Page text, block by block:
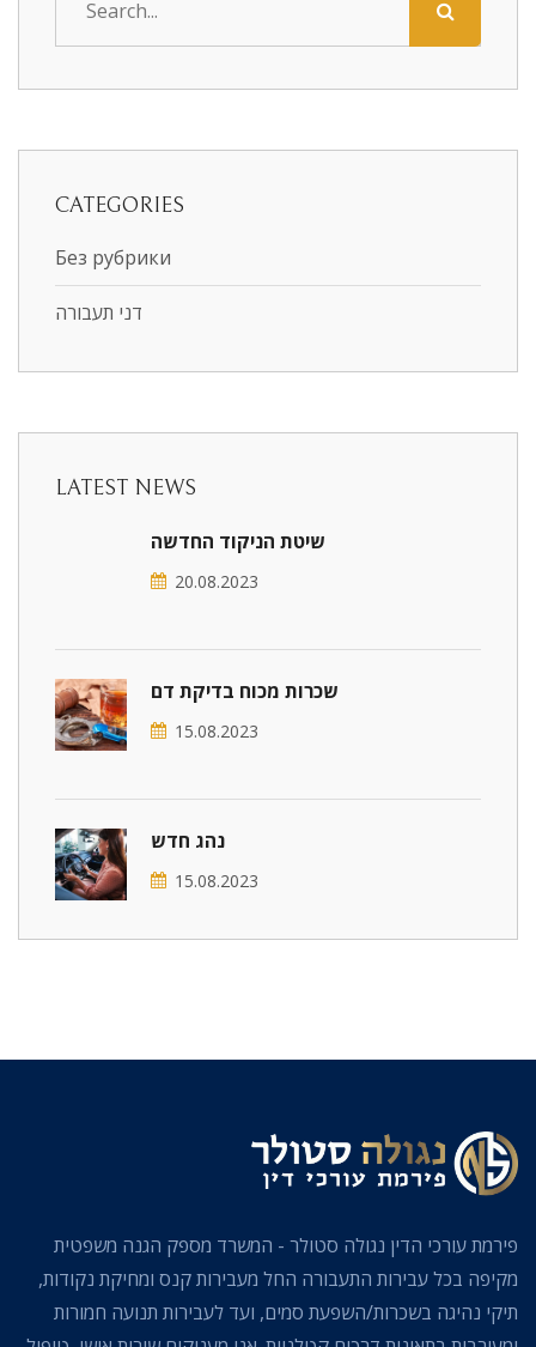
CATEGORIES
Без рубрики
דני תעבורה
LATEST NEWS
שיטת הניקוד החדשה
20.08.2023
שכרות מכוח בדיקת דם
15.08.2023
נהג חדש
15.08.2023
פירמת עורכי הדין נגולה סטולר - המשרד מספק הגנה משפטית
מקיפה בכל עבירות התעבורה החל מעבירות קנס ומחיקת נקודות,
תיקי נהיגה בשכרות/השפעת סמים, ועד לעבירות תנועה חמורות